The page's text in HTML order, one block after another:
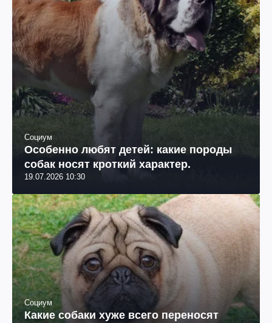
Социум
Особенно любят детей: какие породы
собак носят кроткий характер.
19.07.2026 10:30
Социум
Какие собаки хуже всего переносят